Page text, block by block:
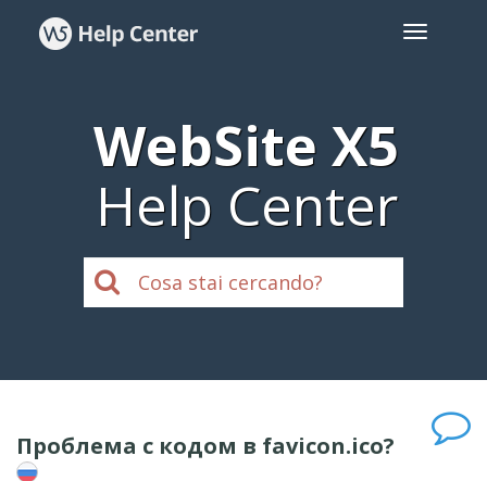
WebSite X5
Help Center
Проблема с кодом в favicon.ico?